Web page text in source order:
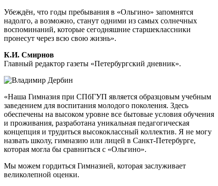
Убеждён, что годы пребывания в «Ольгино» запомнятся
надолго, а возможно, станут одними из самых солнечных
воспоминаний, которые сегодняшние старшеклассники
пронесут через всю свою жизнь».
К.И. Смирнов
Главный редактор газеты «Петербургский дневник».
«Наша Гимназия при СПбГУП является образцовым учебным
заведением для воспитания молодого поколения. Здесь
обеспечены на высоком уровне все бытовые условия обучения
и проживания, разработана уникальная педагогическая
концепция и трудиться высококлассный коллектив. Я не могу
назвать школу, гимназию или лицей в Санкт-Петербурге,
которая могла бы сравниться с «Ольгино».
Мы можем гордиться Гимназией, которая заслуживает
великолепной оценки.